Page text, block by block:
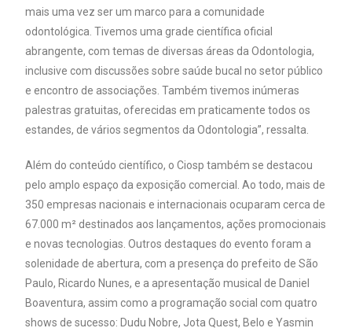
mais uma vez ser um marco para a comunidade
odontológica. Tivemos uma grade científica oficial
abrangente, com temas de diversas áreas da Odontologia,
inclusive com discussões sobre saúde bucal no setor público
e encontro de associações. Também tivemos inúmeras
palestras gratuitas, oferecidas em praticamente todos os
estandes, de vários segmentos da Odontologia”, ressalta.
Além do conteúdo científico, o Ciosp também se destacou
pelo amplo espaço da exposição comercial. Ao todo, mais de
350 empresas nacionais e internacionais ocuparam cerca de
67.000 m² destinados aos lançamentos, ações promocionais
e novas tecnologias. Outros destaques do evento foram a
solenidade de abertura, com a presença do prefeito de São
Paulo, Ricardo Nunes, e a apresentação musical de Daniel
Boaventura, assim como a programação social com quatro
shows de sucesso: Dudu Nobre, Jota Quest, Belo e Yasmin